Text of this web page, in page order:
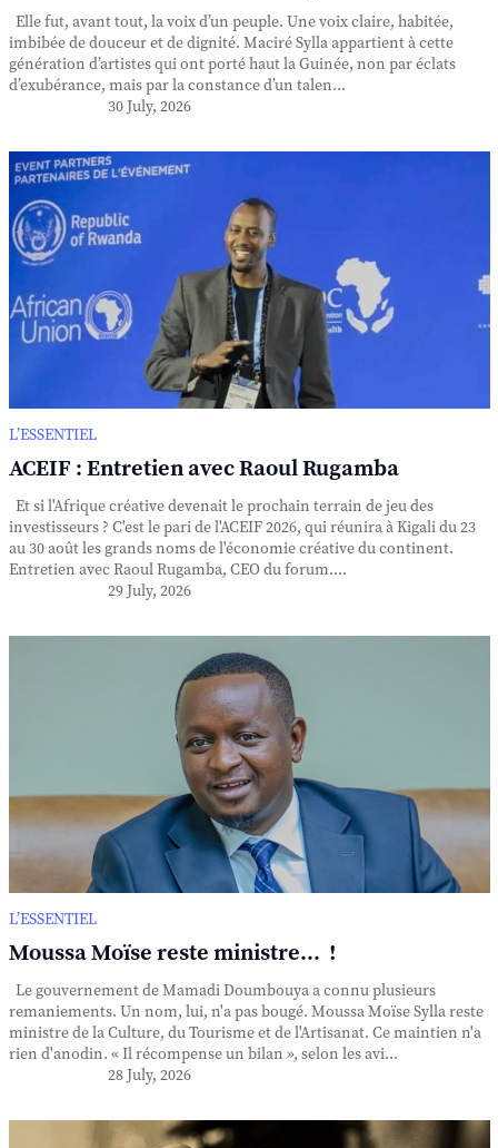
Elle fut, avant tout, la voix d’un peuple. Une voix claire, habitée,
imbibée de douceur et de dignité. Maciré Sylla appartient à cette
génération d’artistes qui ont porté haut la Guinée, non par éclats
d’exubérance, mais par la constance d’un talen...
30 July, 2026
L’ESSENTIEL
ACEIF : Entretien avec Raoul Rugamba
Et si l'Afrique créative devenait le prochain terrain de jeu des
investisseurs ? C'est le pari de l'ACEIF 2026, qui réunira à Kigali du 23
au 30 août les grands noms de l'économie créative du continent.
Entretien avec Raoul Rugamba, CEO du forum....
29 July, 2026
L’ESSENTIEL
Moussa Moïse reste ministre... !
Le gouvernement de Mamadi Doumbouya a connu plusieurs
remaniements. Un nom, lui, n'a pas bougé. Moussa Moïse Sylla reste
ministre de la Culture, du Tourisme et de l'Artisanat. Ce maintien n'a
rien d'anodin. « Il récompense un bilan », selon les avi...
28 July, 2026